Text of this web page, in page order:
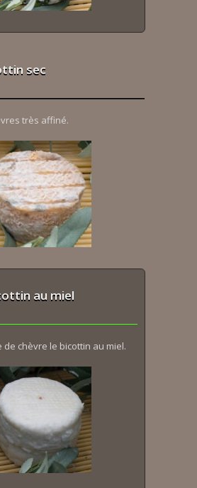
sec
très affiné.
au miel
de chèvre le bicottin au miel.